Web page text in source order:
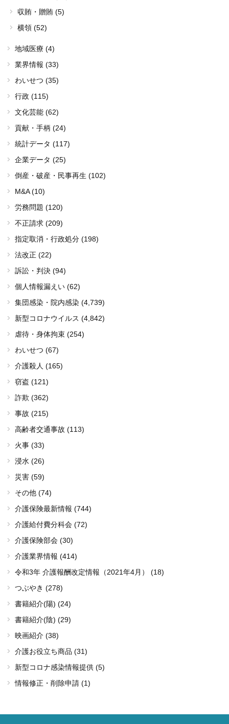
収賄・贈賄 (5)
横領 (52)
地域医療 (4)
業界情報 (33)
わいせつ (35)
行政 (115)
文化芸能 (62)
貢献・手柄 (24)
統計データ (117)
企業データ (25)
倒産・破産・民事再生 (102)
M&A (10)
労務問題 (120)
不正請求 (209)
指定取消・行政処分 (198)
法改正 (22)
訴訟・判決 (94)
個人情報漏えい (62)
集団感染・院内感染 (4,739)
新型コロナウイルス (4,842)
虐待・身体拘束 (254)
わいせつ (67)
介護殺人 (165)
窃盗 (121)
詐欺 (362)
事故 (215)
高齢者交通事故 (113)
火事 (33)
浸水 (26)
災害 (59)
その他 (74)
介護保険最新情報 (744)
介護給付費分科会 (72)
介護保険部会 (30)
介護業界情報 (414)
令和3年 介護報酬改定情報（2021年4月） (18)
つぶやき (278)
書籍紹介(陽) (24)
書籍紹介(陰) (29)
映画紹介 (38)
介護お役立ち商品 (31)
新型コロナ感染情報提供 (5)
情報修正・削除申請 (1)